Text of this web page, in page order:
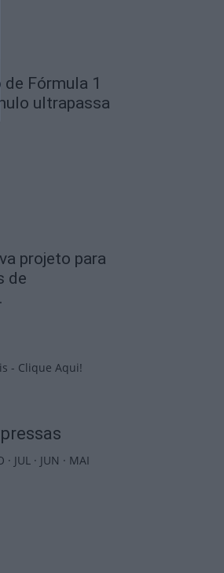
Fórmula 1
ultrapassa
projeto para
de
· JUL· JUN · MAI